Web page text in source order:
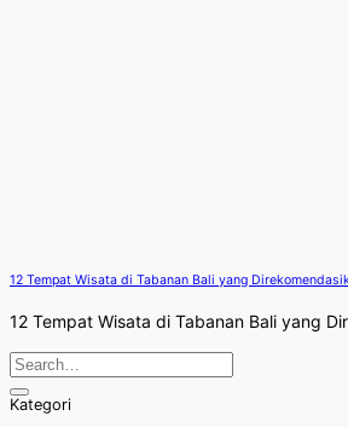
12 Tempat Wisata di Tabanan Bali yang
12 Tempat Wisata di Tabanan Bali yang
Kategori